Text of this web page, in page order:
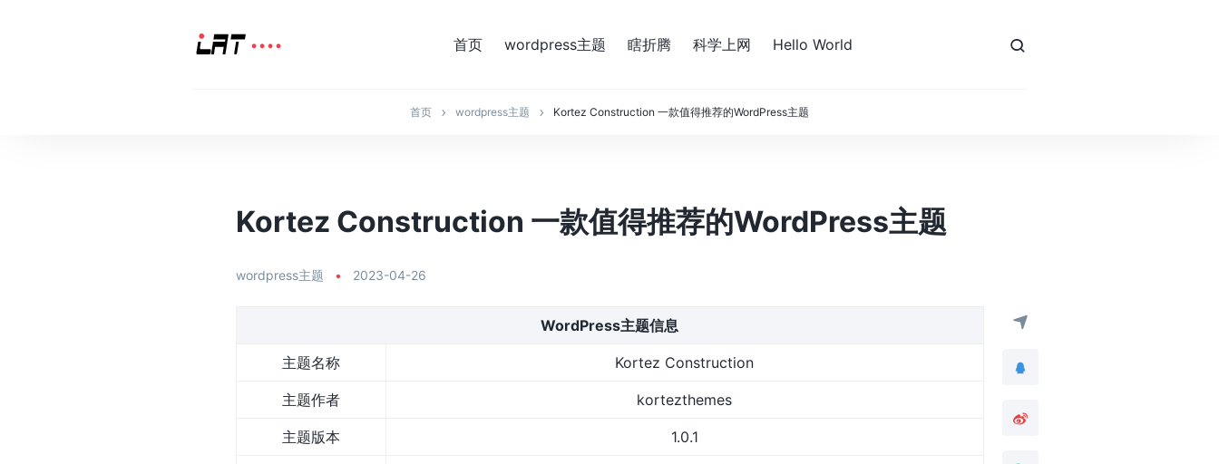
首页 wordpress主题 瞎折腾 科学上网 Hello World
首页 wordpress主题 Kortez Construction 一款值得推荐的WordPress主题
Kortez Construction 一款值得推荐的WordPress主题
wordpress主题 • 2023-04-26
WordPress主题信息
主题名称 Kortez Construction
主题作者 kortezthemes
主题版本 1.0.1